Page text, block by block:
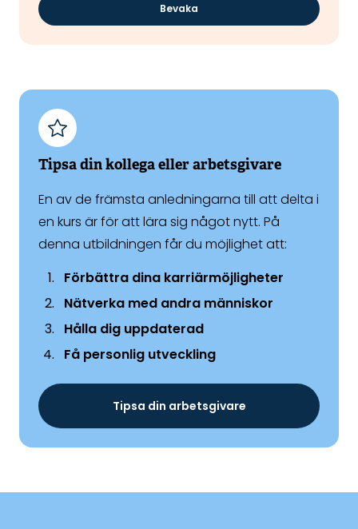
Bevaka
Tipsa din kollega eller arbetsgivare
En av de främsta anledningarna till att delta i
en kurs är för att lära sig något nytt. På
denna utbildningen får du möjlighet att:
Förbättra dina karriärmöjligheter
Nätverka med andra människor
Hålla dig uppdaterad
Få personlig utveckling
Tipsa din arbetsgivare